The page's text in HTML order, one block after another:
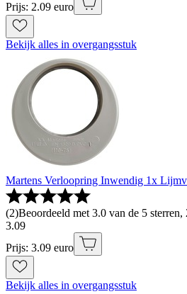
Prijs: 2.09 euro
Bekijk alles in overgangsstuk
Martens Verloopring Inwendig 1x
(2)Beoordeeld met 3.0 van de 5
3.09
Prijs: 3.09 euro
Bekijk alles in overgangsstuk